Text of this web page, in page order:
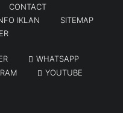
CONTACT
IKLAN
SITEMAP
WHATSAPP
YOUTUBE